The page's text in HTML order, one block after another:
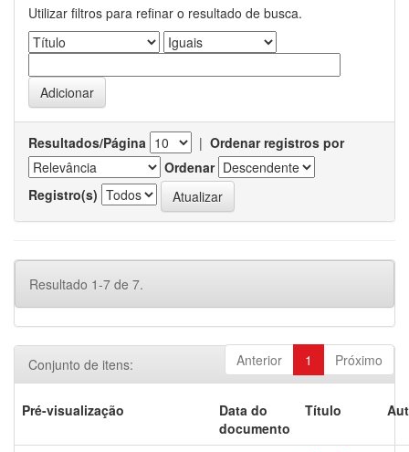
Utilizar filtros para refinar o resultado de busca.
Resultados/Página | Ordenar registros por
Ordenar
Registro(s)
Resultado 1-7 de 7.
Anterior 1 Próximo
Conjunto de itens:
Pré-visualização
Data do
documento
Título